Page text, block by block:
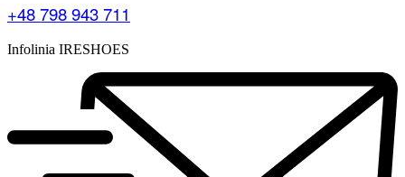
+48 798 943 711
Infolinia IRESHOES